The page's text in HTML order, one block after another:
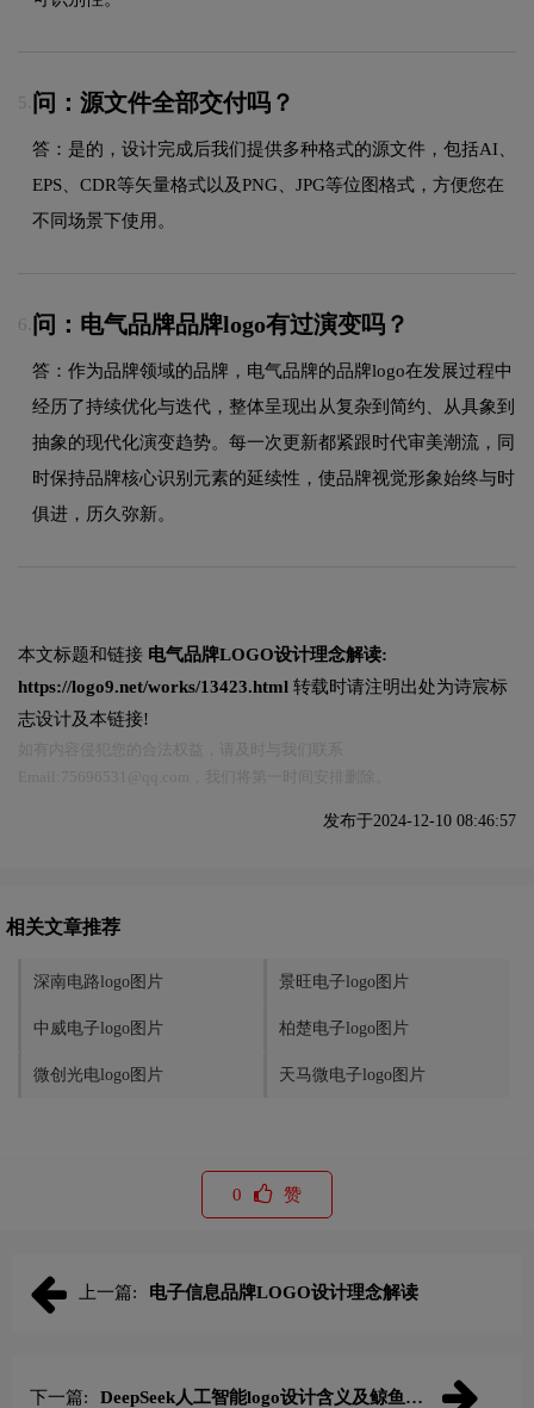
5. 问：源文件全部交付吗？
答：是的，设计完成后我们提供多种格式的源文件，包括AI、
EPS、CDR等矢量格式以及PNG、JPG等位图格式，方便您在
不同场景下使用。
6. 问：电气品牌品牌logo有过演变吗？
答：作为品牌领域的品牌，电气品牌的品牌logo在发展过程中
经历了持续优化与迭代，整体呈现出从复杂到简约、从具象到
抽象的现代化演变趋势。每一次更新都紧跟时代审美潮流，同
时保持品牌核心识别元素的延续性，使品牌视觉形象始终与时
俱进，历久弥新。
本文标题和链接 电气品牌LOGO设计理念解读:
https://logo9.net/works/13423.html 转载时请注明出处为诗宸标
志设计及本链接!
发布于2024-12-10 08:46:57
相关文章推荐
深南电路logo图片 景旺电子logo图片
中威电子logo图片 柏楚电子logo图片
微创光电logo图片 天马微电子logo图片
0 赞
上一篇: 电子信息品牌LOGO设计理念解读
下一篇:
DeepSeek人工智能logo设计含义及鲸鱼图